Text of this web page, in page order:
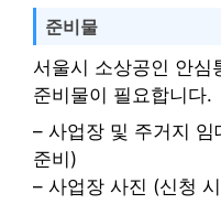
준비물
서울시 소상공인 안심
준비물이 필요합니다.
– 사업장 및 주거지
준비)
– 사업장 사진 (신청